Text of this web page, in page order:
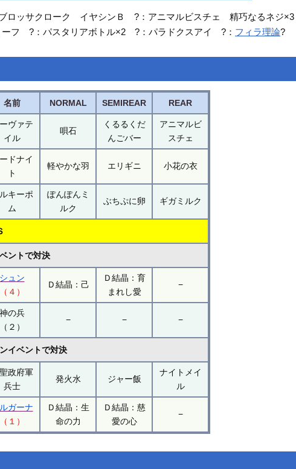
ロッサクローク イヤシンＢ ?：アニマルビスチェ 精巧なるネジ
フ ?：パスタリアボトル×2 ?：パラドクスアイ ?： フィラ理論?
名前 NORMAL SEMIREAR REAR
ヴァテ
イル
唄石
くるるくだ
んごバー
アニマルビ
スチェ
ドナイ
ト
軽やかな羽 エリギニ 小花の衣
キーポ
ム
ぽんぽんミ
ルク
ぶちぷに卵 ギガミルク
ントで対決
シュン
（４）
Ｄ結晶：己
Ｄ結晶：育
まれし愛
−
神の兵
（２）
− − −
イベントで対決
政府軍
兵士
発火水 ジャー飯
ナイトメイ
ル
ガーナ
（１）
Ｄ結晶：生
命の力
Ｄ結晶：慈
愛の心
−